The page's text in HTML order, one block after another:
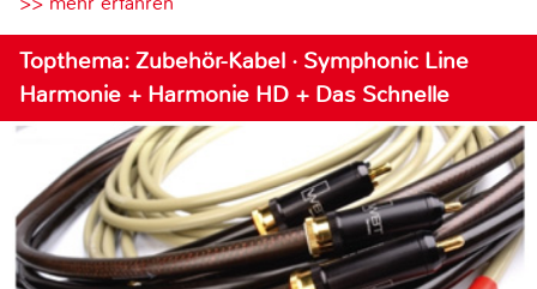
Topthema: Zubehör-Kabel · Symphonic Line
Harmonie + Harmonie HD + Das Schnelle